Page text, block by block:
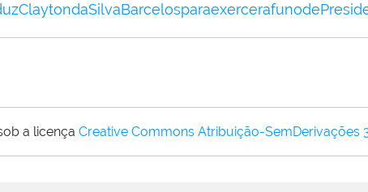
a licença Creative Commons Atribuição-SemDerivações